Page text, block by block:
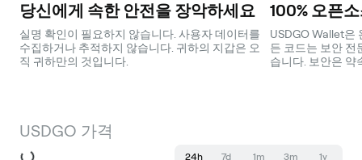
당신에게 속한 안전을 장악하세요
실명 확인이 필요하지 않습니다. 사용자 데이터를
수집하거나 추적하지 않습니다. 귀하의 지갑은 오
직 귀하만의 것입니다.
100% 오픈
USDGO Wallet은
든 코드는 보안 전
습니다. 보안은 약
USDGO 가격
24h 7d 1m 3m 1y